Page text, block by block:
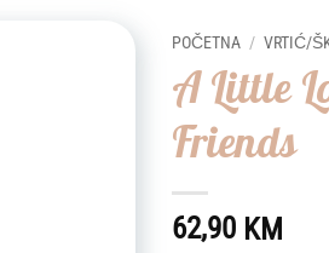
POČETNA / VRTIĆ/
A Little
Friends
62,90 KM